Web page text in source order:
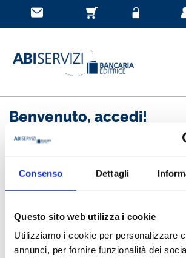
Consenso Dettagli
Questo sito web utilizza i cookie
Utilizziamo i cookie per personalizzare
annunci, per fornire funzionalità dei
Benvenuto, accedi!
la storia degli acquisti effettuati